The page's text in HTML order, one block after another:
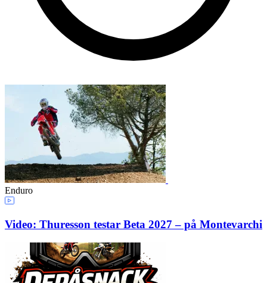
Enduro
Video: Thuresson testar Beta 2027 – på Montevarchi